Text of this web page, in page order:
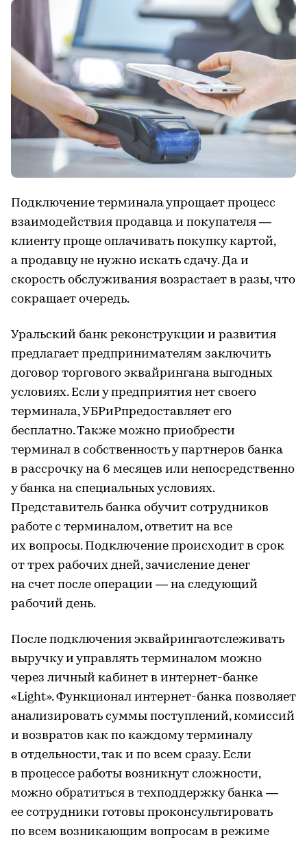
Подключение терминала упрощает процесс
взаимодействия продавца и покупателя —
клиенту проще оплачивать покупку картой,
а продавцу не нужно искать сдачу. Да и
скорость обслуживания возрастает в разы, что
сокращает очередь.
Уральский банк реконструкции и развития
предлагает предпринимателям заключить
договор торгового эквайрингана выгодных
условиях. Если у предприятия нет своего
терминала, УБРиРпредоставляет его
бесплатно. Также можно приобрести
терминал в собственность у партнеров банка
в рассрочку на 6 месяцев или непосредственно
у банка на специальных условиях.
Представитель банка обучит сотрудников
работе с терминалом, ответит на все
их вопросы. Подключение происходит в срок
от трех рабочих дней, зачисление денег
на счет после операции — на следующий
рабочий день.
После подключения эквайрингаотслеживать
выручку и управлять терминалом можно
через личный кабинет в интернет-банке
«Light». Функционал интернет-банка позволяет
анализировать суммы поступлений, комиссий
и возвратов как по каждому терминалу
в отдельности, так и по всем сразу. Если
в процессе работы возникнут сложности,
можно обратиться в техподдержку банка —
ее сотрудники готовы проконсультировать
по всем возникающим вопросам в режиме